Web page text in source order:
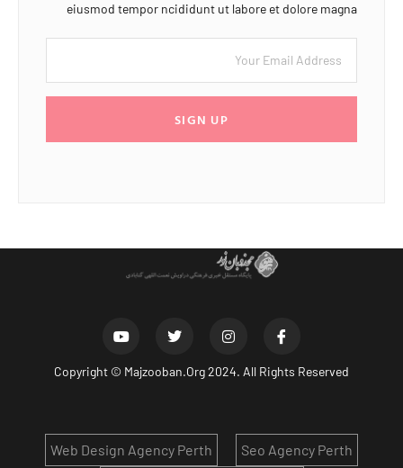
eiusmod tempor ncididunt ut labore et dolore magna
SIGN UP
Copyright © Majzooban.Org2024. All Rights Reserved
Seo Agency Perth
Web Design Agency Perth